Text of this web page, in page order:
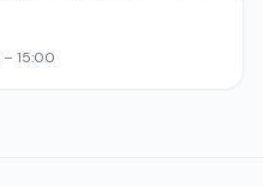
– 15:00